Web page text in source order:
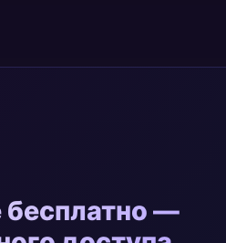
бесплатно —